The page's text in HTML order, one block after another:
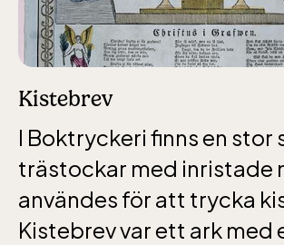
Kistebrev
I Boktryckeri finns en stor
trästockar med inristade
användes för att trycka
Kistebrev var ett ark med
Lill-Skansen, inkluderad i
jan-mars vardagar 10-15, helger 10-
alla dagar 10-16, maj-september
oktober-december vardagar 10-15